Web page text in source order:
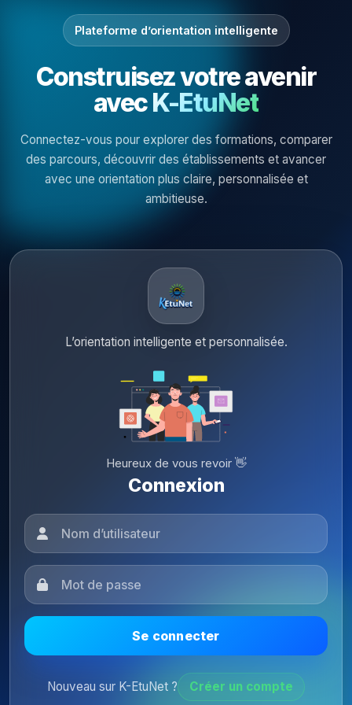
Plateforme d’orientation intelligente
Construisez votre avenir
avecK-EtuNet
Connectez-vous pour explorer des formations, comparer
des parcours, découvrir des établissements et avancer
avec une orientation plus claire, personnalisée et
ambitieuse.
L’orientation intelligente et personnalisée.
Heureux de vous revoir 👋
Connexion
Se connecter
Nouveau sur K-EtuNet ? Créer un compte